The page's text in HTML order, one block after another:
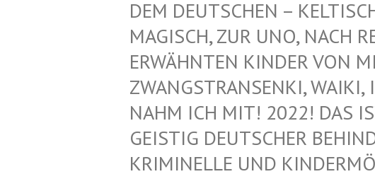
EM DEUTSCHEN –
AGISCH, ZUR UNO, NACH
RWÄHNTEN KINDER VON
WANGSTRANSENKI, WAIKI,
AHM ICH MIT! 2022! DAS IST
EISTIG DEUTSCHER
RIMINELLE UND